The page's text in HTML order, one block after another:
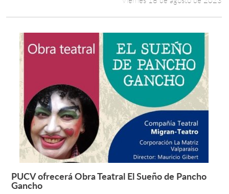
Leer más +
PUCV ofrecerá Obra Teatral El Sueño de Pancho
Gancho